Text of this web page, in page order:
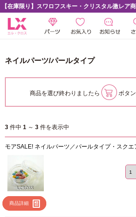
【在庫限り】スワロフスキー・クリスタル激レア
ネイルパーツ/パールタイプ
商品を選び終わりましたら ボタ
3 件中 1 ～ 3 件を表示中
モアSALE! ネイルパーツ／パールタイプ・スク
商品詳細